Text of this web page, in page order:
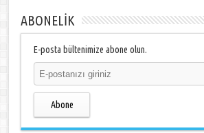
ABONELİK
E-posta bültenimize abone olun.
Abone